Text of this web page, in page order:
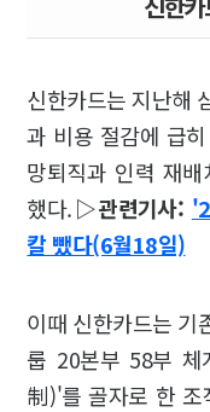
신한카드는 지난해
과 비용 절감에 급
망퇴직과 인력 재
했다.▷관련기사:
칼 뺐다(6월18일)
이때 신한카드는 기
룹 20본부 58부
制)'를 골자로 한 조